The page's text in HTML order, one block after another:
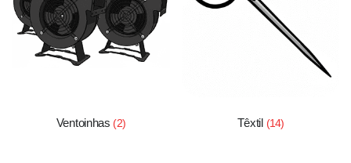
Ventoinhas (2) Têxtil (14)